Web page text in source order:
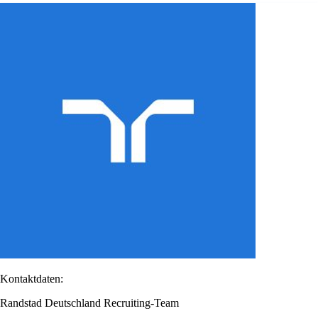
Kontaktdaten:
Randstad Deutschland Recruiting-Team